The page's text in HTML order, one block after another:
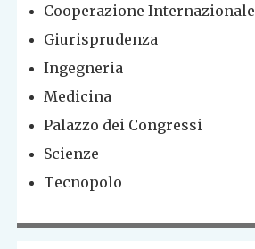
Cooperazione Internazionale
Giurisprudenza
Ingegneria
Medicina
Palazzo dei Congressi
Scienze
Tecnopolo